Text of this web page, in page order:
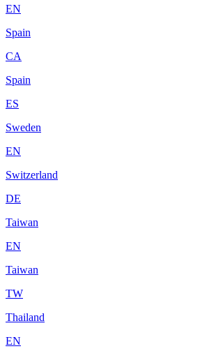
EN
Spain
CA
Spain
ES
Sweden
EN
Switzerland
DE
Taiwan
EN
Taiwan
TW
Thailand
EN